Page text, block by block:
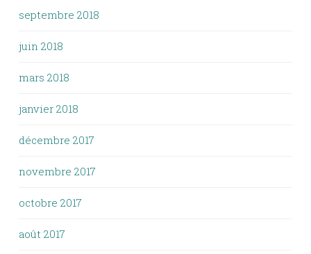
septembre 2018
juin 2018
mars 2018
janvier 2018
décembre 2017
novembre 2017
octobre 2017
août 2017